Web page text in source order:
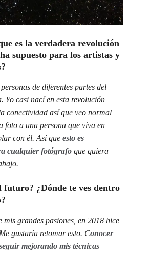
es la verdadera revolución
supuesto para los artistas y
de diferentes partes del
Yo casi nací en esta revolución
conectividad así que veo normal
foto a una persona que viva en
con él. Así que esto es
cualquier fotógrafo que quiera
futuro? ¿Dónde te ves dentro
mis grandes pasiones, en 2018 hice
gustaría retomar esto. Conocer
mejorando mis técnicas